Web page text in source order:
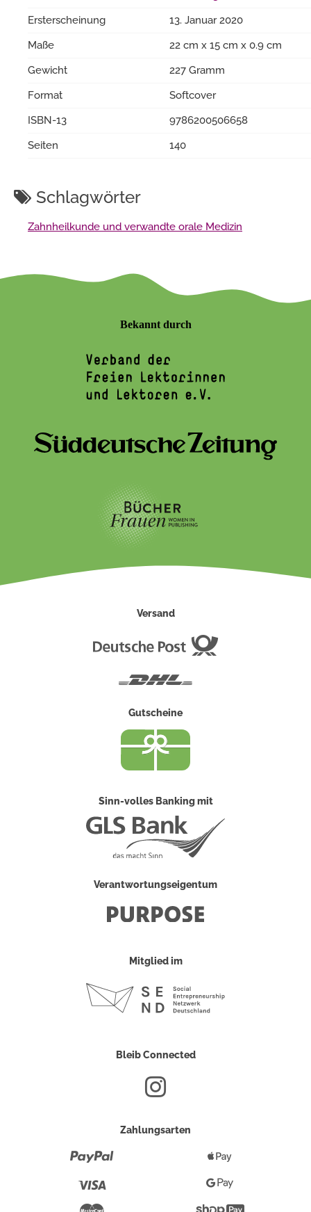
Ersterscheinung
13. Januar 2020
Maße
22 cm x 15 cm x 0.9 cm
Gewicht
227 Gramm
Format
Softcover
ISBN-13
9786200506658
Seiten
140
Schlagwörter
Zahnheilkunde und verwandte orale Medizin
Bekannt durch
Versand
Gutscheine
Sinn-volles Banking mit
Verantwortungseigentum
Mitglied im
Bleib Connected
Zahlungsarten
Pay
Google
Pay